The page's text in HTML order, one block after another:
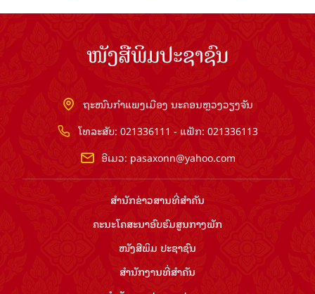
ໜັງສືພິມປະຊາຊົນ
ຖະໜົນກຳແພງເມືອງ ນະຄອນຫຼວງວຽງຈັນ
ໂທລະສັບ: 021336111 - ແຟັກ: 021336113
ອີເມວ: pasaxonn@yahoo.com
ສຳ​ນັກ​ຂ່າວ​ສານ​ທີ່​ສຳ​ຄັນ​
ຄະນະໂຄສະນາອົບຮົມ​ສູນ​ກາງ​ພັກ
ໜັງສືພິມ ປະ​ຊາ​ຊົນ
ສຳ​ນັກ​ງານ​ທີ່​ສຳ​ຄັນ